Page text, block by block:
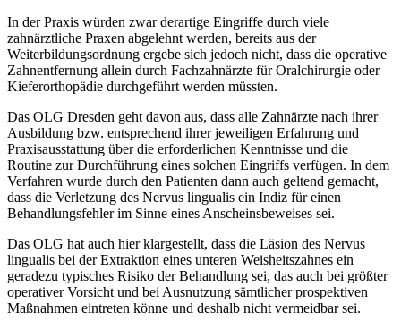
In der Praxis würden zwar derartige Eingriffe durch viele
zahnärztliche Praxen abgelehnt werden, bereits aus der
Weiterbildungsordnung ergebe sich jedoch nicht, dass die operative
Zahnentfernung allein durch Fachzahnärzte für Oralchirurgie oder
Kieferorthopädie durchgeführt werden müssten.
Das OLG Dresden geht davon aus, dass alle Zahnärzte nach ihrer
Ausbildung bzw. entsprechend ihrer jeweiligen Erfahrung und
Praxisausstattung über die erforderlichen Kenntnisse und die
Routine zur Durchführung eines solchen Eingriffs verfügen. In dem
Verfahren wurde durch den Patienten dann auch geltend gemacht,
dass die Verletzung des Nervus lingualis ein Indiz für einen
Behandlungsfehler im Sinne eines Anscheinsbeweises sei.
Das OLG hat auch hier klargestellt, dass die Läsion des Nervus
lingualis bei der Extraktion eines unteren Weisheitszahnes ein
geradezu typisches Risiko der Behandlung sei, das auch bei größter
operativer Vorsicht und bei Ausnutzung sämtlicher prospektiven
Maßnahmen eintreten könne und deshalb nicht vermeidbar sei.